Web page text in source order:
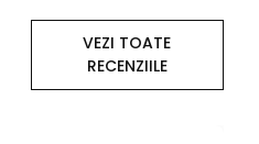
VEZI TOATE
RECENZIILE